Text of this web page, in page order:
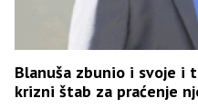
Blanuša zbunio i svoje i
krizni štab za praćenje